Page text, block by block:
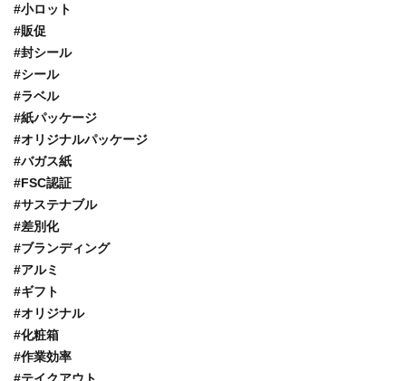
#小ロット
#販促
#封シール
#シール
#ラベル
#紙パッケージ
#オリジナルパッケージ
#バガス紙
#FSC認証
#サステナブル
#差別化
#ブランディング
#アルミ
#ギフト
#オリジナル
#化粧箱
#作業効率